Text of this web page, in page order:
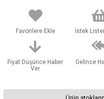
Favorilere Ekle İstek
Fiyat Düşünce Haber
Ver
Gelince